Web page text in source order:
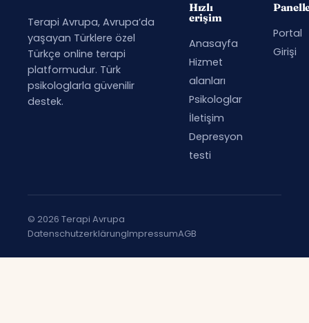
Terapi Avrupa, Avrupa’da
yaşayan Türklere özel
Türkçe online terapi
platformudur. Türk
psikologlarla güvenilir
destek.
Hızlı
erişim
Anasayfa
Hizmet
alanları
Psikologlar
İletişim
Depresyon
testi
Portal
Girişi
© 2026 Terapi Avrupa
DatenschutzerklärungImpressumAGB